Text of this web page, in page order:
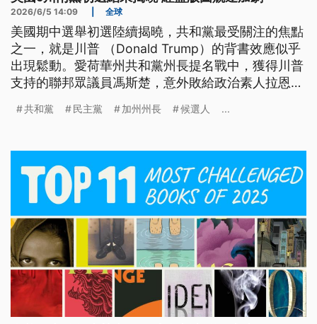
2026/6/5 14:09 全球
美國期中選舉初選陸續揭曉，共和黨最受關注的焦點
之一，就是川普 （Donald Trump）的背書效應似乎
出現鬆動。愛荷華州共和黨州長提名戰中，獲得川普
支持的聯邦眾議員馮斯楚，意外敗給政治素人拉恩，
方面，全美最大藍州、加州的州長初選同樣競爭激
的叢林初選制度下，也就是不分黨派、取前2名晉級
決選，共和黨電視評論員希爾頓與民主黨前衛生部長
貝塞拉將可望取得11月決選門票，也為期中選舉增添
更多觀察指標。
共和黨 民主黨 加州州長 候選人 ...